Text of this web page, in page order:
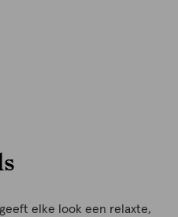
elke look een relaxte,